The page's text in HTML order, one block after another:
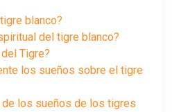
blanco?
del tigre blanco?
Tigre?
los sueños sobre el tigre
los sueños de los tigres